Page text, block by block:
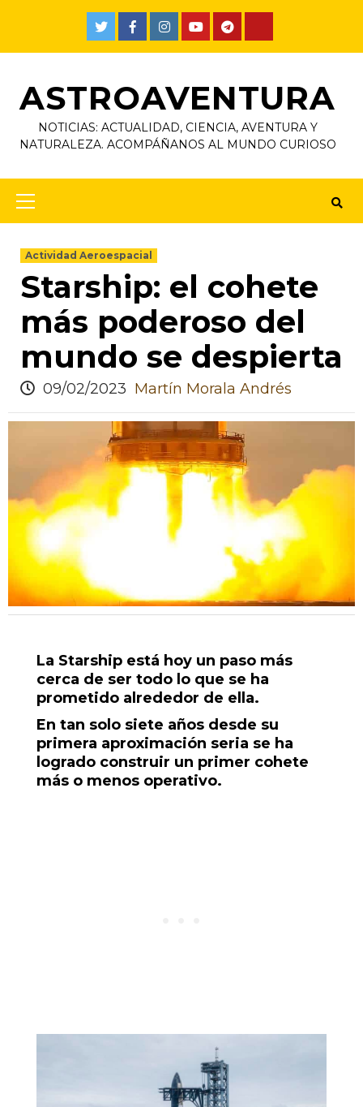
ASTROAVENTURA
NOTICIAS: ACTUALIDAD, CIENCIA, AVENTURA Y
NATURALEZA. ACOMPÁÑANOS AL MUNDO CURIOSO
Actividad Aeroespacial
Starship: el cohete
más poderoso del
mundo se despierta
09/02/2023 Martín Morala Andrés
La Starship está hoy un paso más
cerca de ser todo lo que se ha
prometido alrededor de ella.
En tan solo siete años desde su
primera aproximación seria se ha
logrado construir un primer cohete
más o menos operativo.